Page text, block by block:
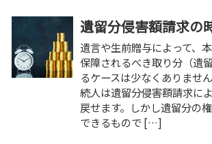
遺留分侵害額請求の
遺言や生前贈与によって、
保障されるべき取り分（遺
るケースは少なくありませ
続人は遺留分侵害額請求に
戻せます。しかし遺留分の
できるもので […]